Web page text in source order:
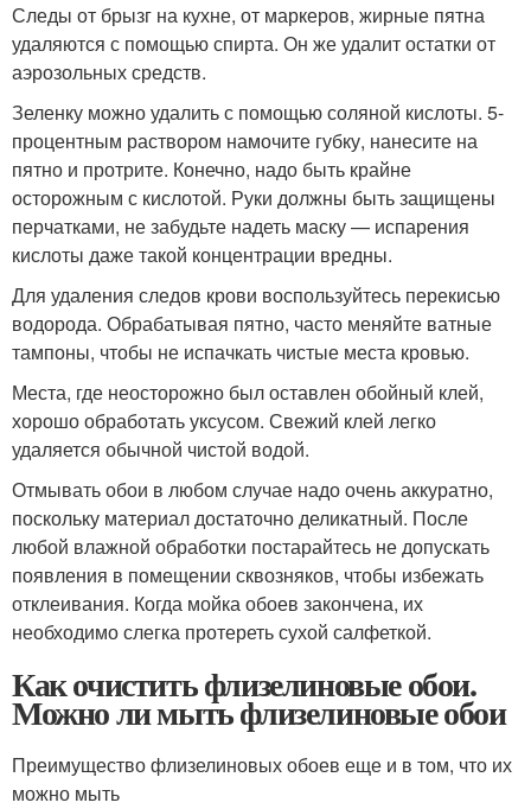
Следы от брызг на кухне, от маркеров, жирные пятна
удаляются с помощью спирта. Он же удалит остатки от
аэрозольных средств.
Зеленку можно удалить с помощью соляной кислоты. 5-
процентным раствором намочите губку, нанесите на
пятно и протрите. Конечно, надо быть крайне
осторожным с кислотой. Руки должны быть защищены
перчатками, не забудьте надеть маску — испарения
кислоты даже такой концентрации вредны.
Для удаления следов крови воспользуйтесь перекисью
водорода. Обрабатывая пятно, часто меняйте ватные
тампоны, чтобы не испачкать чистые места кровью.
Места, где неосторожно был оставлен обойный клей,
хорошо обработать уксусом. Свежий клей легко
удаляется обычной чистой водой.
Отмывать обои в любом случае надо очень аккуратно,
поскольку материал достаточно деликатный. После
любой влажной обработки постарайтесь не допускать
появления в помещении сквозняков, чтобы избежать
отклеивания. Когда мойка обоев закончена, их
необходимо слегка протереть сухой салфеткой.
Как очистить флизелиновые обои.
Можно ли мыть флизелиновые обои
Преимущество флизелиновых обоев еще и в том, что их
можно мыть